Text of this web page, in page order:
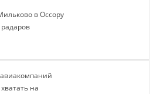
в Оссору
на